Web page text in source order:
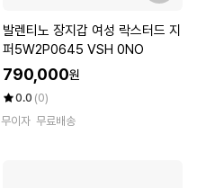
발렌티노 장지갑 여성 락스터드 지
퍼5W2P0645 VSH 0NO
790,000원
0.0 (0)
무이자 무료배송